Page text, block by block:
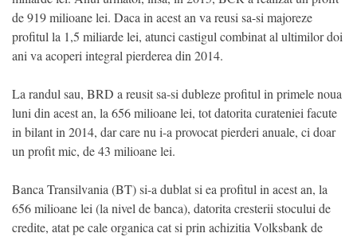
de 919 milioane lei. Daca in acest an va reusi sa-si majoreze
profitul la 1,5 miliarde lei, atunci castigul combinat al ultimilor doi
ani va acoperi integral pierderea din 2014.
La randul sau, BRD a reusit sa-si dubleze profitul in primele noua
luni din acest an, la 656 milioane lei, tot datorita curateniei facute
in bilant in 2014, dar care nu i-a provocat pierderi anuale, ci doar
un profit mic, de 43 milioane lei.
Banca Transilvania (BT) si-a dublat si ea profitul in acest an, la
656 milioane lei (la nivel de banca), datorita cresterii stocului de
credite, atat pe cale organica cat si prin achizitia Volksbank de